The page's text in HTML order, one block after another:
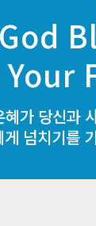
혜가 당신과
게 넘치기를